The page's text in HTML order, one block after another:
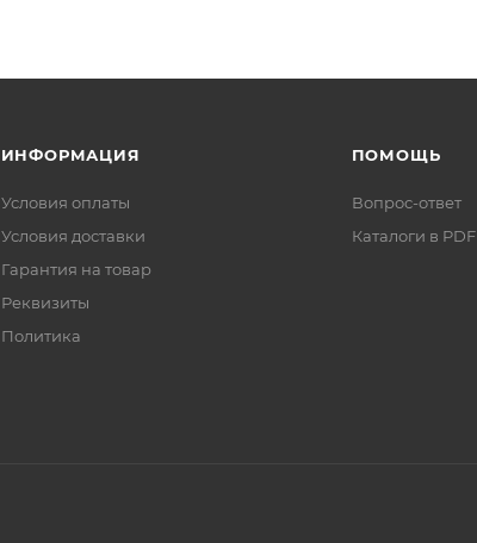
ИНФОРМАЦИЯ
Условия оплаты
Условия доставки
Гарантия на товар
Реквизиты
Политика
ПОМОЩЬ
Вопрос-ответ
Каталоги в PDF